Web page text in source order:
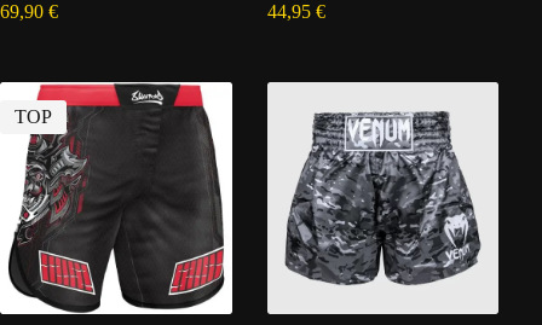
69,90 € 44,95 €
TOP